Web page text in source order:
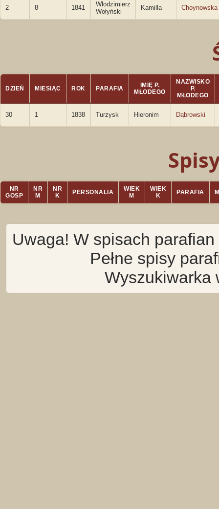
2 8 1841
Włodzimierz
Wołyński
Kamilla Choynowska
DZIEŃ MIESIĄC ROK PARAFIA
IMIĘ P.
MŁODEGO
NAZWISKO
P.
MŁODEGO
30 1 1838 Turzysk Hieronim Dąbrowski
NR
GOSP
NR
M
NR
K
PERSONALIA
WIEK
M
WIEK
K
PARAFIA
Uwaga! W spisach
Pełne spisy
Wyszukiwarka